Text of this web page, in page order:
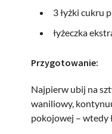
3 łyżki cukru
łyżeczka
Przygotowanie:
Najpierw ubij na
waniliowy,
pokojowej – wtedy